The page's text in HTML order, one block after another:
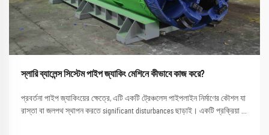
স্লারি ব্যালেন্স সিস্টেম পাইপ জ্যাকিং মেশিনে কীভাবে কাজ করে?
প্রবর্তনা পাইপ জ্যাকিংয়ের ক্ষেত্রে, এটি একটি ট্রেঞ্চলেস পাইপলাইন নির্মাণের কৌশল যা
রাস্তা বা জলপথ স্থাপন করতে significant disturbances ছাড়াই। একটি প্রক্রিয়া যা